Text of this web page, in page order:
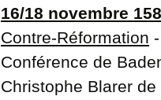
16/18 novembre
Contre-Réformation
Conférence de
Christophe Blarer